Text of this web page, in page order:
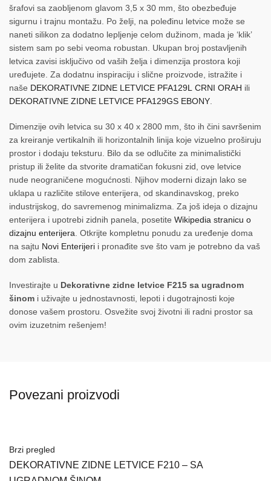
šrafovi sa zaobljenom glavom 3,5 x 30 mm, što obezbeđuje
sigurnu i trajnu montažu. Po želji, na poleđinu letvice može se
naneti silikon za dodatno lepljenje celom dužinom, mada je ‘klik’
sistem sam po sebi veoma robustan. Ukupan broj postavljenih
letvica zavisi isključivo od vaših želja i dimenzija prostora koji
uređujete. Za dodatnu inspiraciju i slične proizvode, istražite i
naše DEKORATIVNE ZIDNE LETVICE PFA129L CRNI ORAH ili
DEKORATIVNE ZIDNE LETVICE PFA129GS EBONY
Dimenzije ovih letvica su 30 x 40 x 2800 mm, što ih čini savršenim
za kreiranje vertikalnih ili horizontalnih linija koje vizuelno proširuju
prostor i dodaju teksturu. Bilo da se odlučite za minimalistički
pristup ili želite da stvorite dramatičan fokusni zid, ove letvice
nude neograničene mogućnosti. Njihov moderni dizajn lako se
uklapa u različite stilove enterijera, od skandinavskog, preko
industrijskog, do savremenog minimalizma. Za još ideja o dizajnu
enterijera i upotrebi zidnih panela, posetite Wikipedia stranicu o
dizajnu enterijera . Otkrijte kompletnu ponudu za uređenje doma
na sajtu Novi Enterijeri i pronađite sve što vam je potrebno da vaš
dom zablista.
Investirajte u Dekorativne zidne letvice F215 sa ugradnom
šinom i uživajte u jednostavnosti, lepoti i dugotrajnosti koje
donose vašem prostoru. Osvežite svoj životni ili radni prostor sa
ovim izuzetnim rešenjem!
Povezani proizvodi
Brzi pregled
DEKORATIVNE ZIDNE LETVICE F210 – SA